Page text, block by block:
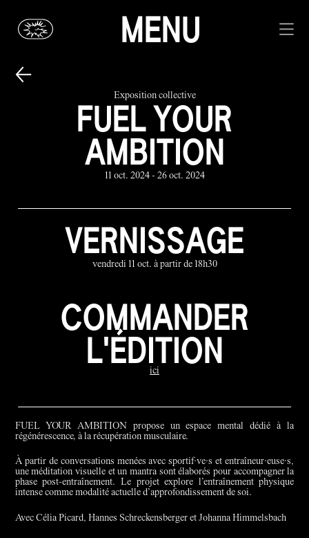
MENU
Exposition collective
FUEL YOUR
AMBITION
11 oct. 2024 - 26 oct. 2024
VERNISSAGE
vendredi 11 oct. à partir de 18h30
COMMANDER
L'ÉDITION
ici
FUEL YOUR AMBITION propose un espace mental dédié à la
régénérescence, à la récupération musculaire.
À partir de conversations menées avec sportif·ve·s et entraîneur·euse·s,
une méditation visuelle et un mantra sont élaborés pour accompagner la
phase post-entraînement. Le projet explore l’entraînement physique
intense comme modalité actuelle d’approfondissement de soi.
Avec Célia Picard, Hannes Schreckensberger et Johanna Himmelsbach